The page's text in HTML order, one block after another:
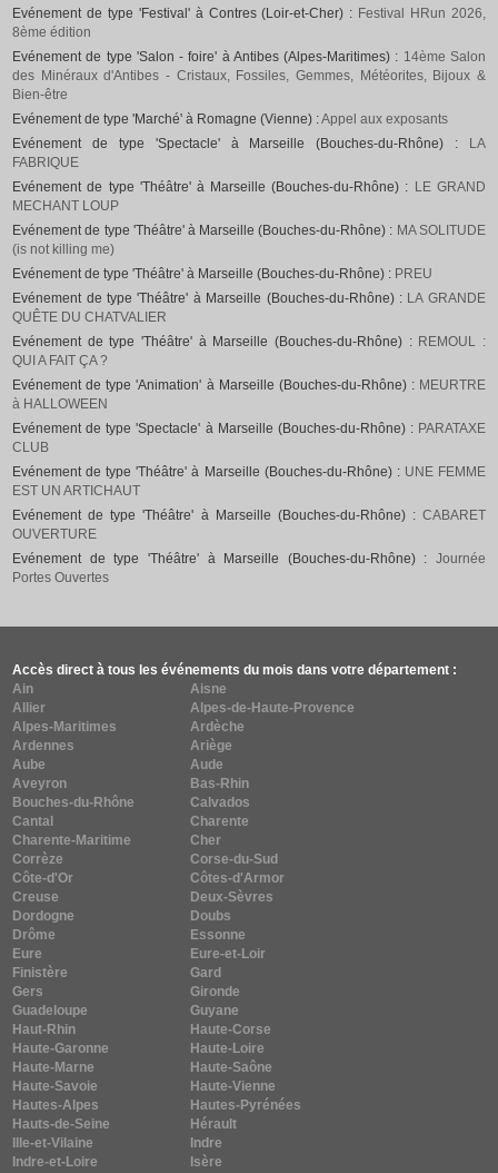
Evénement de type 'Festival' à Contres (Loir-et-Cher) : Festival HRun 2026,
8ème édition
Evénement de type 'Salon - foire' à Antibes (Alpes-Maritimes) : 14ème Salon
des Minéraux d'Antibes - Cristaux, Fossiles, Gemmes, Météorites, Bijoux &
Bien-être
Evénement de type 'Marché' à Romagne (Vienne) :Appel aux exposants
Evénement de type 'Spectacle' à Marseille (Bouches-du-Rhône) :
LA
FABRIQUE
Evénement de type 'Théâtre' à Marseille (Bouches-du-Rhône) : LE GRAND
MECHANT LOUP
Evénement de type 'Théâtre' à Marseille (Bouches-du-Rhône) : MA SOLITUDE
(is not killing me)
Evénement de type 'Théâtre' à Marseille (Bouches-du-Rhône) : PREU
Evénement de type 'Théâtre' à Marseille (Bouches-du-Rhône) : LA GRANDE
QUÊTE DU CHATVALIER
Evénement de type 'Théâtre' à Marseille (Bouches-du-Rhône) : REMOUL :
QUI A FAIT ÇA ?
Evénement de type 'Animation' à Marseille (Bouches-du-Rhône) : MEURTRE
à HALLOWEEN
Evénement de type 'Spectacle' à Marseille (Bouches-du-Rhône) : PARATAXE
CLUB
Evénement de type 'Théâtre' à Marseille (Bouches-du-Rhône) : UNE FEMME
EST UN ARTICHAUT
Evénement de type 'Théâtre' à Marseille (Bouches-du-Rhône) : CABARET
OUVERTURE
Evénement de type 'Théâtre' à Marseille (Bouches-du-Rhône) : Journée
Portes Ouvertes
Accès direct à tous les événements du mois dans votre département :
Ain
Aisne
Allier
Alpes-de-Haute-Provence
Alpes-Maritimes
Ardèche
Ardennes
Ariège
Aube
Aude
Aveyron
Bas-Rhin
Bouches-du-Rhône
Calvados
Cantal
Charente
Charente-Maritime
Cher
Corrèze
Corse-du-Sud
Côte-d'Or
Côtes-d'Armor
Creuse
Deux-Sèvres
Dordogne
Doubs
Drôme
Essonne
Eure
Eure-et-Loir
Finistère
Gard
Gers
Gironde
Guadeloupe
Guyane
Haut-Rhin
Haute-Corse
Haute-Garonne
Haute-Loire
Haute-Marne
Haute-Saône
Haute-Savoie
Haute-Vienne
Hautes-Alpes
Hautes-Pyrénées
Hauts-de-Seine
Hérault
Ille-et-Vilaine
Indre
Indre-et-Loire
Isère